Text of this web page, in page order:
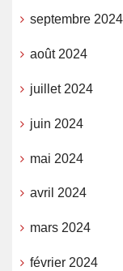
septembre 2024
août 2024
juillet 2024
juin 2024
mai 2024
avril 2024
mars 2024
février 2024